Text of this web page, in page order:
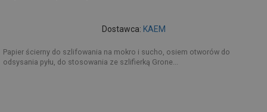
Dostawca: KAEM
Papier ścierny do szlifowania na mokro i sucho, osiem otworów do
odsysania pyłu, do stosowania ze szlifierką Grone...